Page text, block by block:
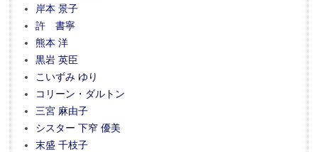
岸本 景子
許 書寧
熊本 洋
黒岩 英臣
こいずみ ゆり
コリーン・ダルトン
三宮 麻由子
シスター 下窄 優美
末盛 千枝子